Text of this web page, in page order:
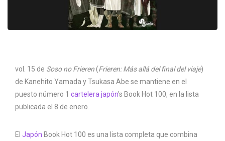
vol. 15 de Soso no Frieren(Frieren: Más allá del final del viaje)
de Kanehito Yamada y Tsukasa Abe se mantiene en el
puesto número 1 cartelera japón's Book Hot 100, en la lista
publicada el 8 de enero.
El Japón Book Hot 100 es una lista completa que combina